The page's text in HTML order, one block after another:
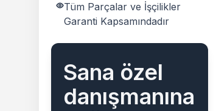
Tüm Parçalar ve İşçilikler
Garanti Kapsamındadır
Sana özel
danışmanına